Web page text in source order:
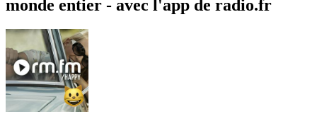
monde entier - avec l'app de radio.fr